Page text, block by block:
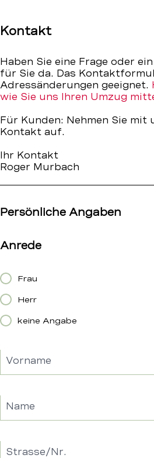
–
BEKB
Kontakt
Haben Sie eine Frage oder
für Sie da. Das
Adressänderungen geeignet.
wie Sie uns Ihren Umzug
Für Kunden: Nehmen Sie mit
Kontakt auf.
Ihr Kontakt
Roger Murbach
Persönliche Angaben
Anrede
Frau
Herr
keine Angabe
Vorname
Name
Strasse/Nr.